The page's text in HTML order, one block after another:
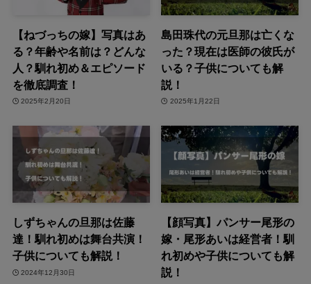
【ねづっちの嫁】写真はあ
る？年齢や名前は？どんな
人？馴れ初め＆エピソード
を徹底調査！
2025年2月20日
島田珠代の元旦那は亡くな
った？現在は医師の彼氏が
いる？子供についても解
説！
2025年1月22日
しずちゃんの旦那は佐藤
達！馴れ初めは舞台共演！
子供についても解説！
2024年12月30日
【顔写真】パンサー尾形の
嫁・尾形あいは経営者！馴
れ初めや子供についても解
説！